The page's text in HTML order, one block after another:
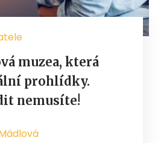
muzea, která
prohlídky.
nemusíte!